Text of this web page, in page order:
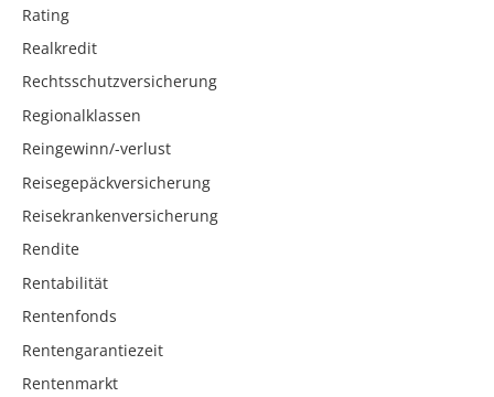
Rating
Realkredit
Rechtsschutzversicherung
Regionalklassen
Reingewinn/-verlust
Reisegepäckversicherung
Reisekrankenversicherung
Rendite
Rentabilität
Rentenfonds
Rentengarantiezeit
Rentenmarkt